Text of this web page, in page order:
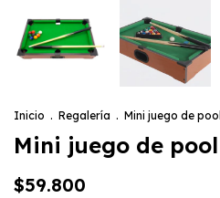
Inicio . Regalería . Mini juego de pool
Mini juego de pool
$59.800